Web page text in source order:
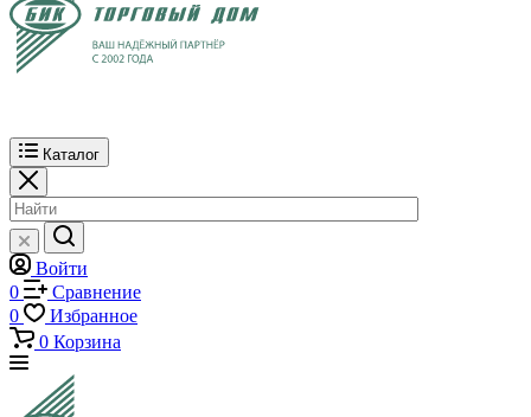
Каталог
Войти
0
Сравнение
0
Избранное
0 Корзина